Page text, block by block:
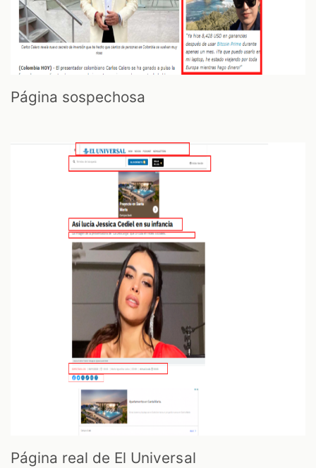
Página sospechosa
Página real de El Universal